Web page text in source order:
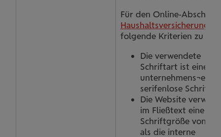
Für den Online-
Haushaltsversicherung
folgende Kriterien zu
Die verwendete
Schriftart ist eine
serifenlose Schrift.
Die Website
im Fließtext eine
Schriftgröße von 16
als die interne